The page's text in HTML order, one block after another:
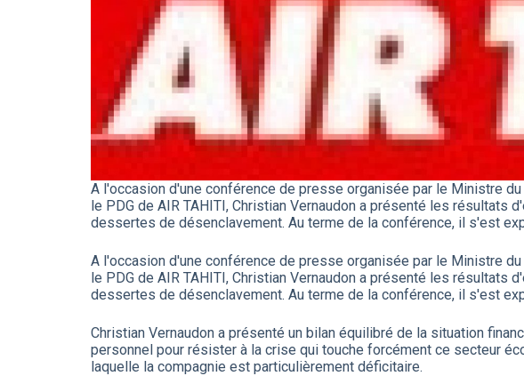
A l'occasion d'une conférence de presse organisée par le Ministre
le PDG de AIR TAHITI, Christian Vernaudon a présenté les
dessertes de désenclavement. Au terme de la conférence, il s'est
A l'occasion d'une conférence de presse organisée par le Ministre
le PDG de AIR TAHITI, Christian Vernaudon a présenté les
dessertes de désenclavement. Au terme de la conférence, il s'est
Christian Vernaudon a présenté un bilan équilibré de la situation
personnel pour résister à la crise qui touche forcément ce secteur
laquelle la compagnie est particulièrement déficitaire.